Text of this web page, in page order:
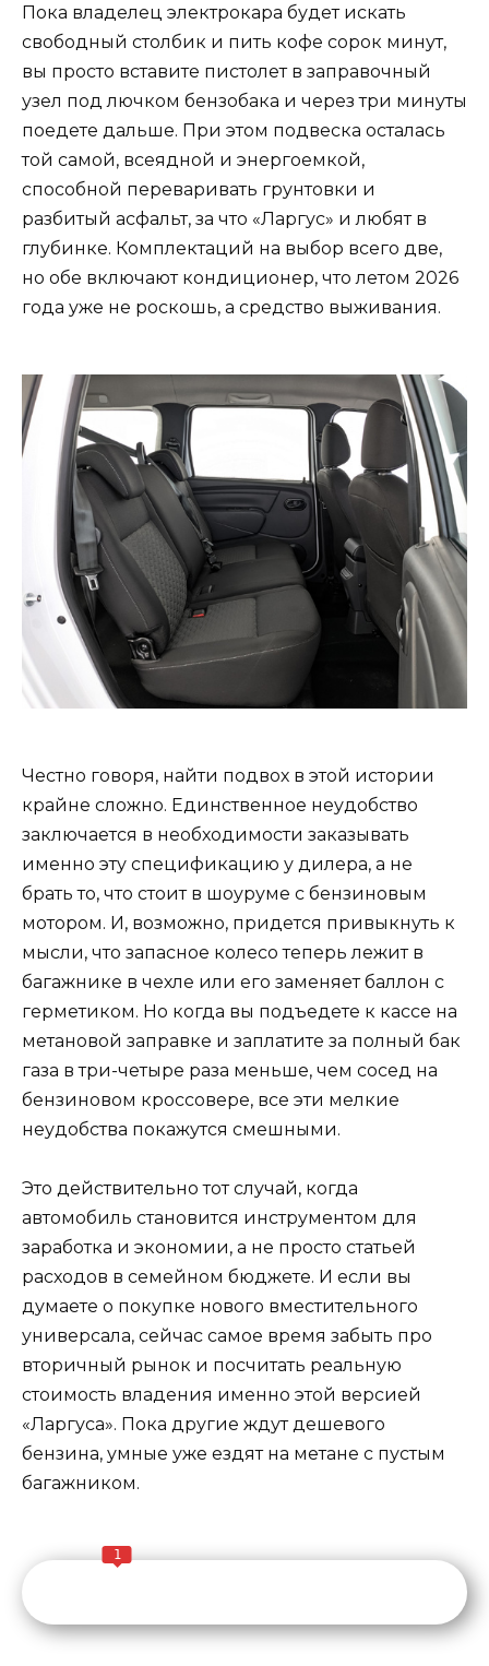
Пока владелец электрокара будет искать
свободный столбик и пить кофе сорок минут,
вы просто вставите пистолет в заправочный
узел под лючком бензобака и через три минуты
поедете дальше. При этом подвеска осталась
той самой, всеядной и энергоемкой,
способной переваривать грунтовки и
разбитый асфальт, за что «Ларгус» и любят в
глубинке. Комплектаций на выбор всего две,
но обе включают кондиционер, что летом 2026
года уже не роскошь, а средство выживания.
Честно говоря, найти подвох в этой истории
крайне сложно. Единственное неудобство
заключается в необходимости заказывать
именно эту спецификацию у дилера, а не
брать то, что стоит в шоуруме с бензиновым
мотором. И, возможно, придется привыкнуть к
мысли, что запасное колесо теперь лежит в
багажнике в чехле или его заменяет баллон с
герметиком. Но когда вы подъедете к кассе на
метановой заправке и заплатите за полный бак
газа в три-четыре раза меньше, чем сосед на
бензиновом кроссовере, все эти мелкие
неудобства покажутся смешными.
Это действительно тот случай, когда
автомобиль становится инструментом для
заработка и экономии, а не просто статьей
расходов в семейном бюджете. И если вы
думаете о покупке нового вместительного
универсала, сейчас самое время забыть про
вторичный рынок и посчитать реальную
стоимость владения именно этой версией
«Ларгуса». Пока другие ждут дешевого
бензина, умные уже ездят на метане с пустым
багажником.
1